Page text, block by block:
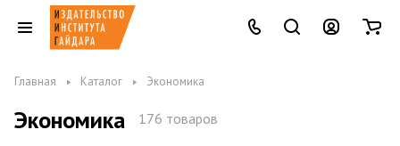
Главная Каталог Экономика
Экономика 176 товаров